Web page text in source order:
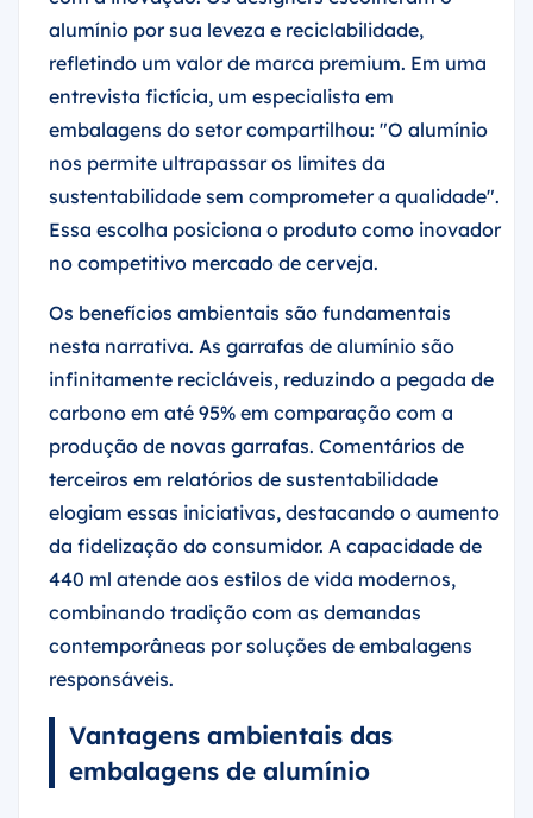
alumínio por sua leveza e reciclabilidade,
refletindo um valor de marca premium. Em uma
entrevista fictícia, um especialista em
embalagens do setor compartilhou: "O alumínio
nos permite ultrapassar os limites da
sustentabilidade sem comprometer a qualidade".
Essa escolha posiciona o produto como inovador
no competitivo mercado de cerveja.
Os benefícios ambientais são fundamentais
nesta narrativa. As garrafas de alumínio são
infinitamente recicláveis, reduzindo a pegada de
carbono em até 95% em comparação com a
produção de novas garrafas. Comentários de
terceiros em relatórios de sustentabilidade
elogiam essas iniciativas, destacando o aumento
da fidelização do consumidor. A capacidade de
440 ml atende aos estilos de vida modernos,
combinando tradição com as demandas
contemporâneas por soluções de embalagens
responsáveis.
Vantagens ambientais das
embalagens de alumínio